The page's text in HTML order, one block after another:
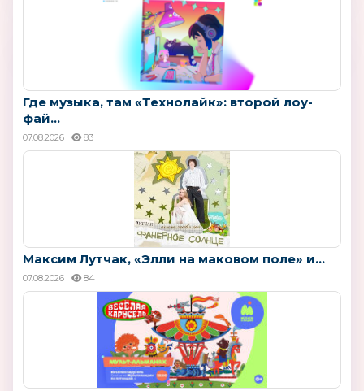
Где музыка, там «Технолайк»: второй лоу-
фай...
07.08.2026 83
Максим Лутчак, «Элли на маковом поле» и...
07.08.2026 84